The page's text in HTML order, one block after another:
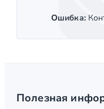
Ошибка:
Полезная